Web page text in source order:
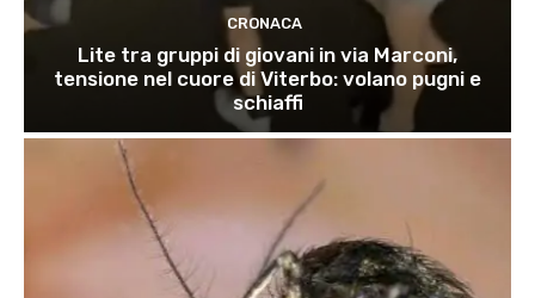
CRONACA
Lite tra gruppi di giovani in via Marconi,
tensione nel cuore di Viterbo: volano pugni e
schiaffi